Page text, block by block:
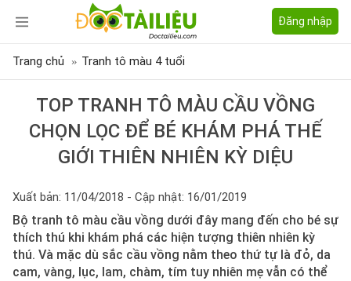
Đăng nhập
Trang chủ Tranh tô màu 4 tuổi
TOP TRANH TÔ MÀU CẦU VỒNG
CHỌN LỌC ĐỂ BÉ KHÁM PHÁ THẾ
GIỚI THIÊN NHIÊN KỲ DIỆU
Xuất bản: 11/04/2018 - Cập nhật: 16/01/2019
Bộ tranh tô màu cầu vồng dưới đây mang đến cho bé sự
thích thú khi khám phá các hiện tượng thiên nhiên kỳ
thú. Và mặc dù sắc cầu vồng nằm theo thứ tự là đỏ, da
cam, vàng, lục, lam, chàm, tím tuy nhiên mẹ vẫn có thể